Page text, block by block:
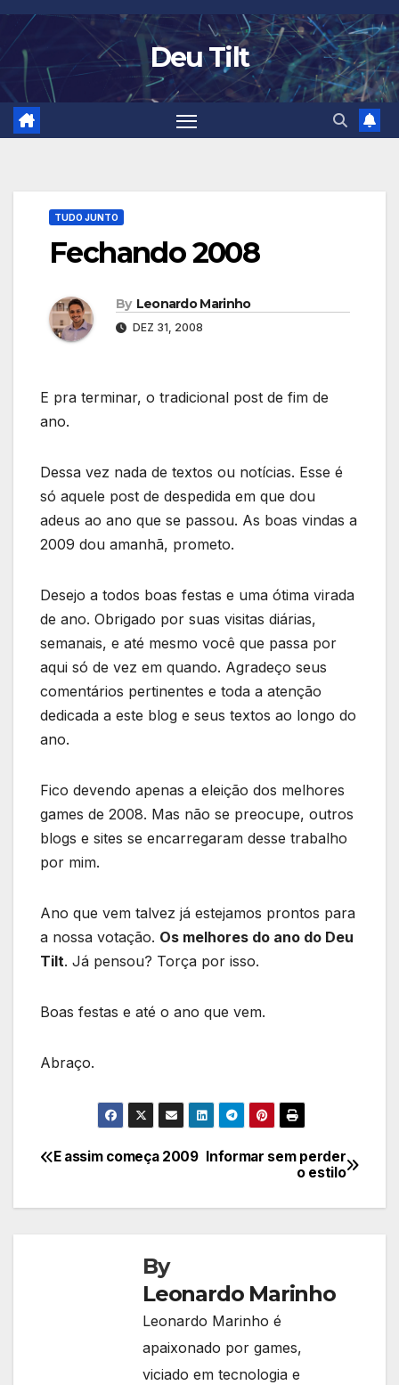
Skip
to
content
Deu Tilt
TUDO JUNTO
Fechando 2008
By Leonardo Marinho
DEZ 31, 2008
E pra terminar, o tradicional post de fim de
ano.
Dessa vez nada de textos ou notícias. Esse é
só aquele post de despedida em que dou
adeus ao ano que se passou. As boas vindas a
2009 dou amanhã, prometo.
Desejo a todos boas festas e uma ótima virada
de ano. Obrigado por suas visitas diárias,
semanais, e até mesmo você que passa por
aqui só de vez em quando. Agradeço seus
comentários pertinentes e toda a atenção
dedicada a este blog e seus textos ao longo do
ano.
Fico devendo apenas a eleição dos melhores
games de 2008. Mas não se preocupe, outros
blogs e sites se encarregaram desse trabalho
por mim.
Ano que vem talvez já estejamos prontos para
a nossa votação. Os melhores do ano do Deu
Tilt. Já pensou? Torça por isso.
Boas festas e até o ano que vem.
Abraço.
Navegação
de
Informar sem perder
o estilo
E assim começa 2009
By
Leonardo Marinho
Leonardo Marinho é
apaixonado por games,
viciado em tecnologia e